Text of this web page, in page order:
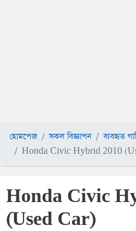
হোমপেজ সকল বিজ্ঞাপন
ব্যবহৃত
Honda Civic Hybrid 2010
Honda Civic
(Used Car)